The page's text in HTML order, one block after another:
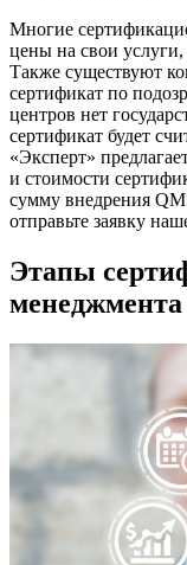
Многие
цены на свои
Также существуют
сертификат по
центров нет
сертификат будет
«Эксперт»
и стоимости
сумму внедрения
отправьте заявку
Этапы
менеджмента